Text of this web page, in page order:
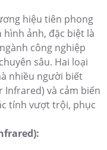
hiệu tiên phong
ảnh, đặc biệt là
công nghiệp
sâu. Hai loại
nhiều người biết
Infrared) và cảm biến
tính vượt trội, phục